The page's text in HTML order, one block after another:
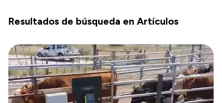
Funciones
Autoridades
Delegaciones
Normativa
Historia Vial
Resultados de búsqueda en Artículos